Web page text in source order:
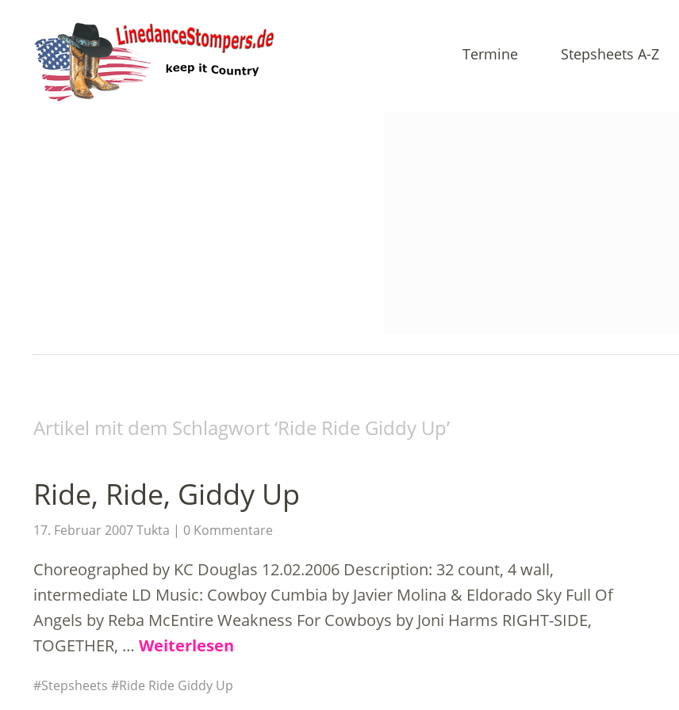
Termine Stepsheets A-Z
Artikel mit dem Schlagwort ‘Ride Ride Giddy Up’
Ride, Ride, Giddy Up
17. Februar 2007Tukta 0 Kommentare
Choreographed by KC Douglas 12.02.2006 Description: 32 count, 4 wall,
intermediate LD Music: Cowboy Cumbia by Javier Molina & Eldorado Sky Full Of
Angels by Reba McEntire Weakness For Cowboys by Joni Harms RIGHT-SIDE,
TOGETHER, … Weiterlesen
Stepsheets Ride Ride Giddy Up